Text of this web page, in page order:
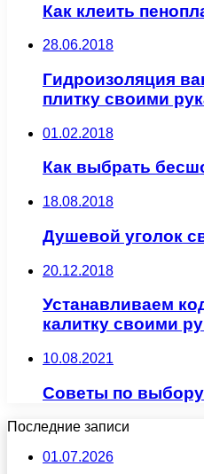
Как клеить
28.06.2018
Гидроизоляция
плитку своими
01.02.2018
Как выбрать
18.08.2018
Душевой уголок
20.12.2018
Устанавливаем
калитку своими
10.08.2021
Советы по
Последние записи
01.07.2026